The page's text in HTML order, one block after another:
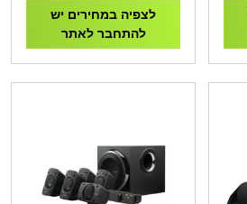
לצפיה במחירים יש
להתחבר לאתר